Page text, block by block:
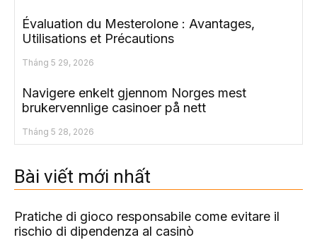
Évaluation du Mesterolone : Avantages,
Utilisations et Précautions
Tháng 5 29, 2026
Navigere enkelt gjennom Norges mest
brukervennlige casinoer på nett
Tháng 5 28, 2026
Bài viết mới nhất
Pratiche di gioco responsabile come evitare il
rischio di dipendenza al casinò